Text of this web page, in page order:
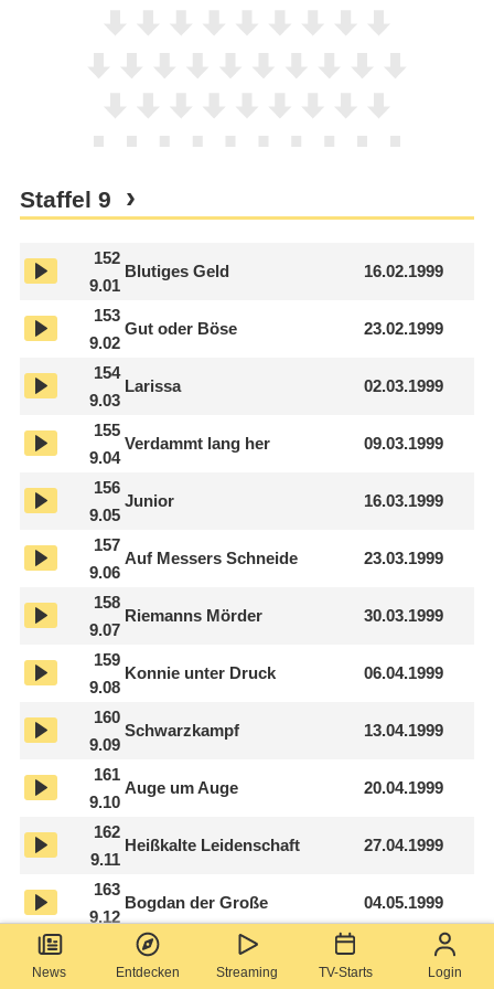
News Entdecken Streaming TV-Starts Login
Staffel 9
152
9.01
Blutiges Geld 16.02.1999
153
9.02
Gut oder Böse 23.02.1999
154
9.03
Larissa 02.03.1999
155
9.04
Verdammt lang her 09.03.1999
156
9.05
Junior 16.03.1999
157
9.06
Auf Messers Schneide 23.03.1999
158
9.07
Riemanns Mörder 30.03.1999
159
9.08
Konnie unter Druck 06.04.1999
160
9.09
Schwarzkampf 13.04.1999
161
9.10
Auge um Auge 20.04.1999
162
9.11
Heißkalte Leidenschaft 27.04.1999
163
9.12
Bogdan der Große 04.05.1999
9.13
Geld oder Liebe 11.05.1999